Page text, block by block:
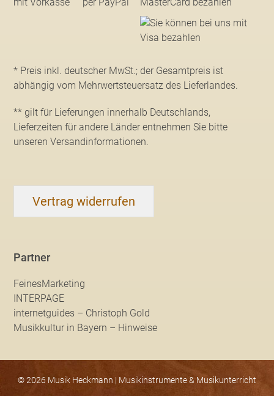
* Preis inkl. deutscher MwSt.; der Gesamtpreis ist
abhängig vom Mehrwertsteuersatz des Lieferlandes.
** gilt für Lieferungen innerhalb Deutschlands,
Lieferzeiten für andere Länder entnehmen Sie bitte
unseren Versandinformationen.
Vertrag widerrufen
Partner
FeinesMarketing
INTERPAGE
internetguides – Christoph Gold
Musikkultur in Bayern – Hinweise
© 2026 Musik Heckmann | Musikinstrumente & Musikunterricht